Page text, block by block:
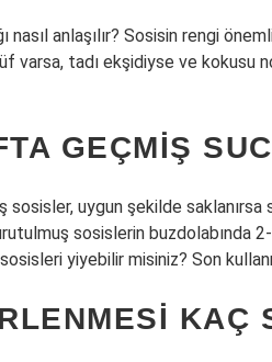
nasıl anlaşılır? Sosisin rengi
varsa, tadı ekşidiyse ve kokusu
GEÇMIŞ
sosisler, uygun şekilde
sosislerin buzdolabında
yiyebilir misiniz? Son
KAÇ